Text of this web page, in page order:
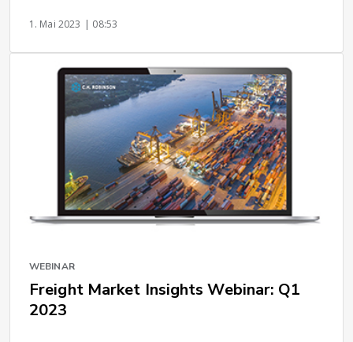
1. Mai 2023 | 08:53
WEBINAR
Freight Market Insights Webinar: Q1
2023